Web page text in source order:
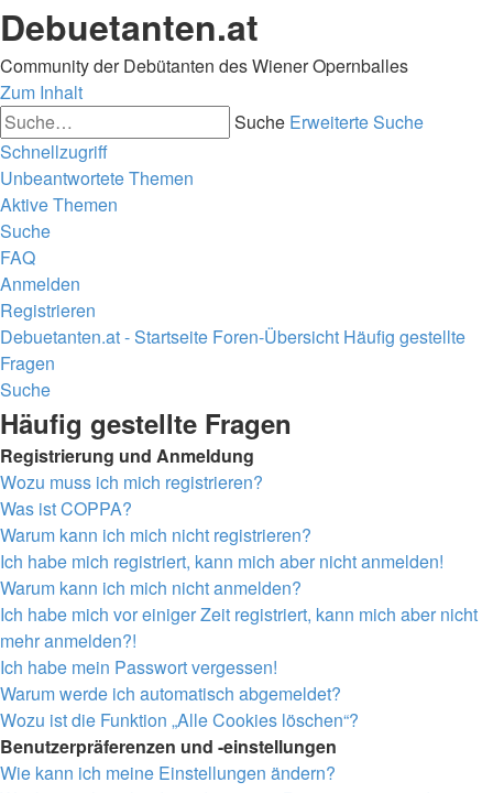
Debuetanten.at
Community der Debütanten des Wiener Opernballes
Zum Inhalt
Suche Erweiterte Suche
Schnellzugriff
Unbeantwortete Themen
Aktive Themen
Suche
FAQ
Anmelden
Registrieren
Debuetanten.at - Startseite Foren-Übersicht Häufig gestellte
Fragen
Suche
Häufig gestellte Fragen
Registrierung und Anmeldung
Wozu muss ich mich registrieren?
Was ist COPPA?
Warum kann ich mich nicht registrieren?
Ich habe mich registriert, kann mich aber nicht anmelden!
Warum kann ich mich nicht anmelden?
Ich habe mich vor einiger Zeit registriert, kann mich aber nicht
mehr anmelden?!
Ich habe mein Passwort vergessen!
Warum werde ich automatisch abgemeldet?
Wozu ist die Funktion „Alle Cookies löschen“?
Benutzerpräferenzen und -einstellungen
Wie kann ich meine Einstellungen ändern?